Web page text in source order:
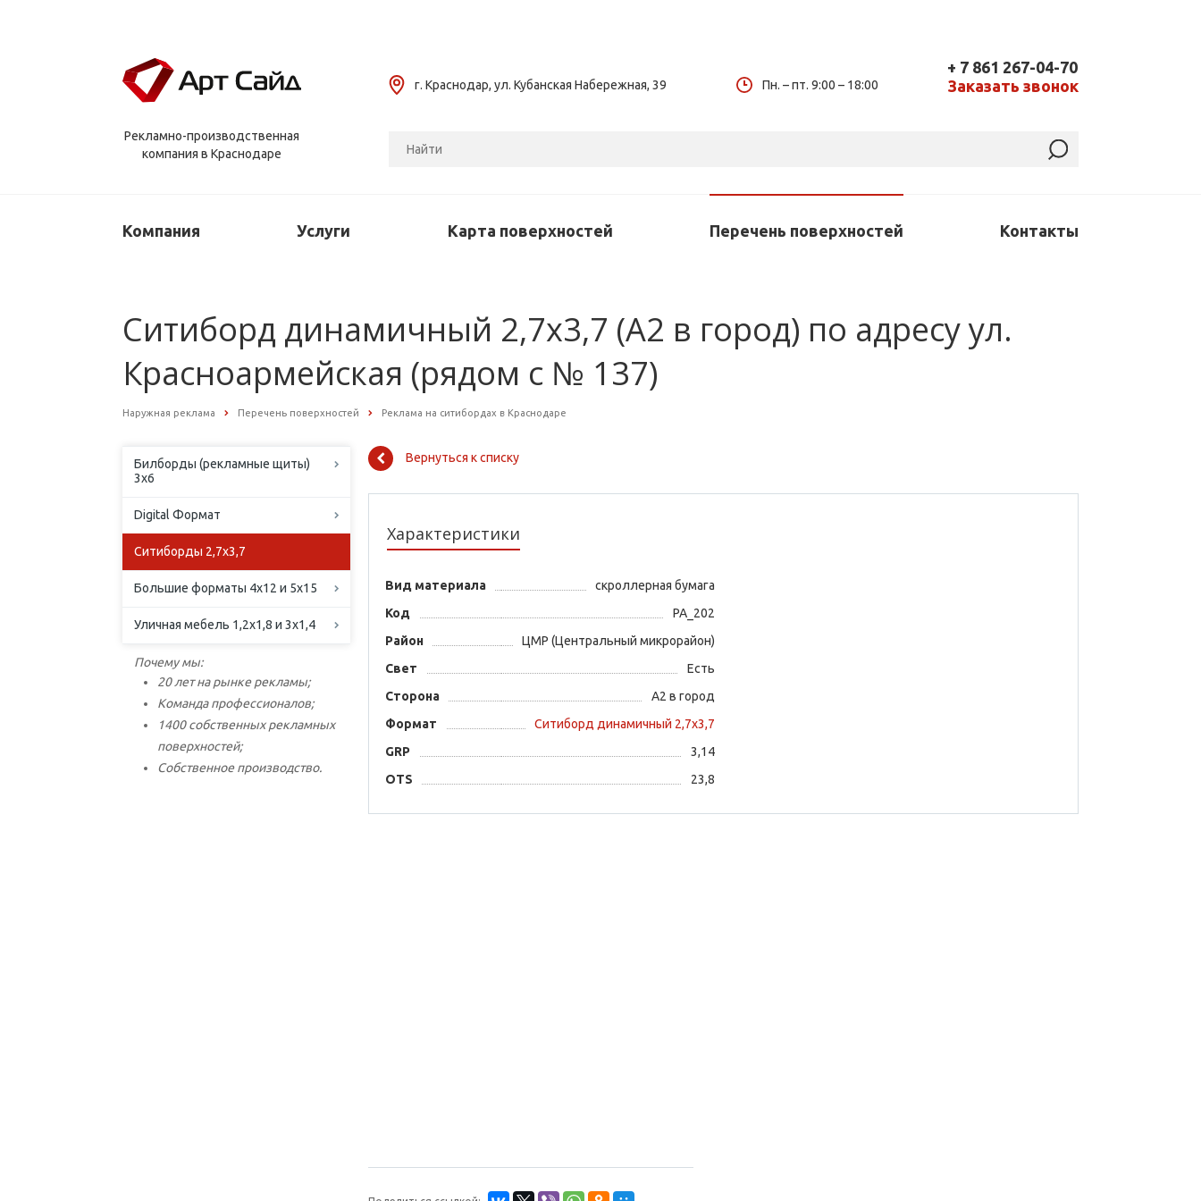
Рекламно-производственная
компания в Краснодаре
г. Краснодар, ул. Кубанская Набережная, 39 Пн. – пт. 9:00 – 18:00
+ 7 861 267-04-70
Заказать звонок
Компания Услуги Карта поверхностей Перечень поверхностей Контакты
Ситиборд динамичный 2,7х3,7 (А2 в город) по адресу ул.
Красноармейская (рядом с № 137)
Наружная реклама Перечень поверхностей Реклама на ситибордах в Краснодаре
Билборды (рекламные щиты)
3х6
Digital Формат
Ситиборды 2,7х3,7
Большие форматы 4х12 и 5х15
Уличная мебель 1,2х1,8 и 3х1,4
Почему мы:
20 лет на рынке рекламы;
Команда профессионалов;
1400 собственных рекламных
поверхностей;
Собственное производство.
Вернуться к списку
Характеристики
Вид материала
скроллерная бумага
Код
PA_202
Район
ЦМР (Центральный микрорайон)
Свет
Есть
Сторона
А2 в город
Формат
Ситиборд динамичный 2,7х3,7
GRP
3,14
OTS
23,8